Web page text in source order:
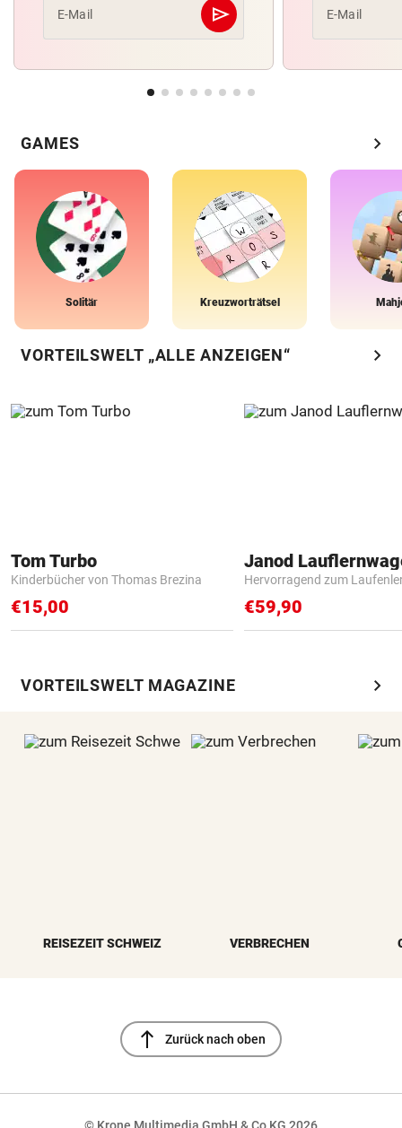
E-Mail send
Abschicken E-Mail
GAMES chevron_right
Solitär Kreuzworträtsel
VORTEILSWELT „ALLE ANZEIGEN“ chevron_right
Tom Turbo
Kinderbücher von Thomas Brezina
€15,00
Janod
Hervorragend zum
€59,90
VORTEILSWELT MAGAZINE chevron_right
REISEZEIT SCHWEIZ VERBRECHEN
north Zurück nach oben
© Krone Multimedia GmbH & Co KG 2026